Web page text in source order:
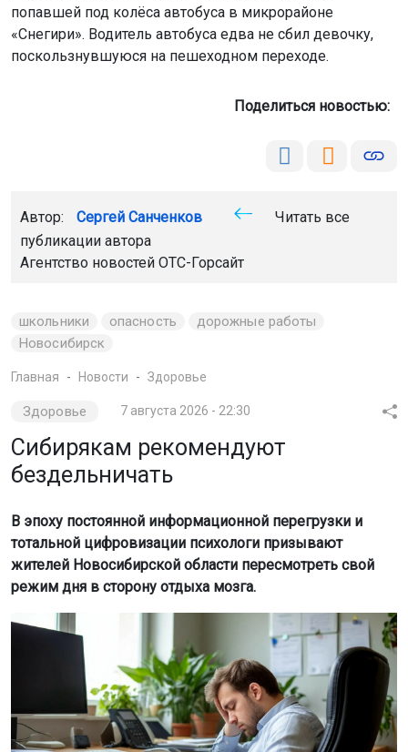
попавшей под колёса автобуса в микрорайоне
«Снегири». Водитель автобуса едва не сбил девочку,
поскользнувшуюся на пешеходном переходе.
Поделиться новостью:
Автор: Сергей Санченков
Читать все
публикации автора
Агентство новостей ОТС-Горсайт
школьники опасность
дорожные работы
Новосибирск
Главная Новости Здоровье
Здоровье 7 августа 2026 - 22:30
Сибирякам рекомендуют
бездельничать
В эпоху постоянной информационной перегрузки и
тотальной цифровизации психологи призывают
жителей Новосибирской области пересмотреть свой
режим дня в сторону отдыха мозга.